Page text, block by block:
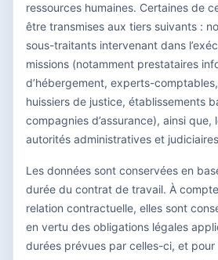
ressources humaines. Certaines de
être transmises aux tiers suivants :
sous-traitants intervenant dans
missions (notamment prestataires
d’hébergement, experts-
huissiers de justice, établissements
compagnies d’assurance), ainsi que,
autorités administratives et
Les données sont conservées en
durée du contrat de travail. À
relation contractuelle, elles sont
en vertu des obligations légales
durées prévues par celles-ci, et